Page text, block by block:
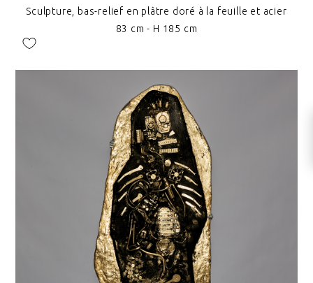
Sculpture, bas-relief en plâtre doré à la feuille et acier
83 cm - H 185 cm